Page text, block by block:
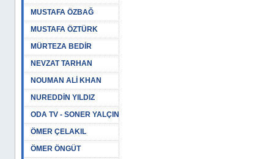
MUSTAFA ÖZBAĞ
MUSTAFA ÖZTÜRK
MÜRTEZA BEDİR
NEVZAT TARHAN
NOUMAN ALİ KHAN
NUREDDİN YILDIZ
ODA TV - SONER YALÇIN
ÖMER ÇELAKIL
ÖMER ÖNGÜT